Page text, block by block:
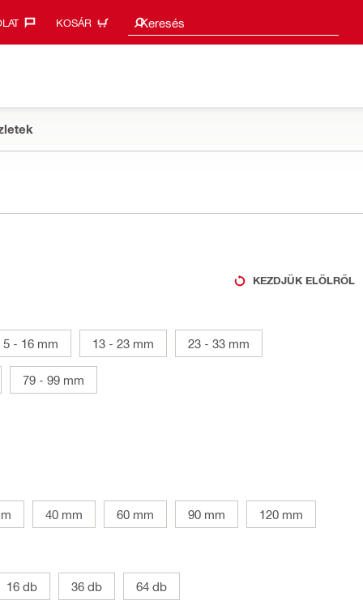
KOSÁR Keresés
Keresési javaslatok
KEZDJÜK ELÖLRŐL
5 - 16 mm 13 - 23 mm 23 - 33 mm
79 - 99 mm
40 mm 60 mm 90 mm 120 mm
16 db 36 db 64 db